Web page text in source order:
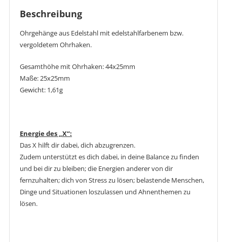
Beschreibung
Ohrgehänge aus Edelstahl mit edelstahlfarbenem bzw.
vergoldetem Ohrhaken.
Gesamthöhe mit Ohrhaken: 44x25mm
Maße: 25x25mm
Gewicht: 1,61g
Energie des „X“:
Das X hilft dir dabei, dich abzugrenzen.
Zudem unterstützt es dich dabei, in deine Balance zu finden
und bei dir zu bleiben; die Energien anderer von dir
fernzuhalten; dich von Stress zu lösen; belastende Menschen,
Dinge und Situationen loszulassen und Ahnenthemen zu
lösen.